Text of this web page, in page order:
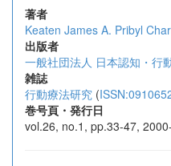
著者
Keaten James A. Pribyl
出版者
一般社団法人 日本認知・行
雑誌
行動療法研究 (
巻号頁・発行日
vol.26, no.1, pp.33-47,